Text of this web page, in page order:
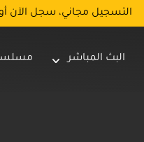
التسجيل مجاني، سجل الآن
البث المباشر